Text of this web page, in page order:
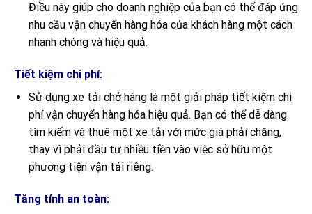
Điều này giúp cho doanh nghiệp của bạn có thể đáp ứng
nhu cầu vận chuyển hàng hóa của khách hàng một cách
nhanh chóng và hiệu quả.
Tiết kiệm chi phí:
Sử dụng xe tải chở hàng là một giải pháp tiết kiệm chi
phí vận chuyển hàng hóa hiệu quả. Bạn có thể dễ dàng
tìm kiếm và thuê một xe tải với mức giá phải chăng,
thay vì phải đầu tư nhiều tiền vào việc sở hữu một
phương tiện vận tải riêng.
Tăng tính an toàn: